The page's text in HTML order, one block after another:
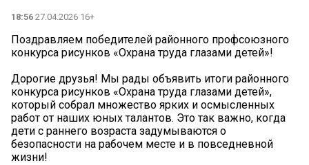
18:56 27.04.2026 16+
Поздравляем победителей районного профсоюзного
конкурса рисунков «Охрана труда глазами детей»!
Дорогие друзья! Мы рады объявить итоги районного
конкурса рисунков «Охрана труда глазами детей»,
который собрал множество ярких и осмысленных
работ от наших юных талантов. Это так важно, когда
дети с раннего возраста задумываются о
безопасности на рабочем месте и в повседневной
жизни!